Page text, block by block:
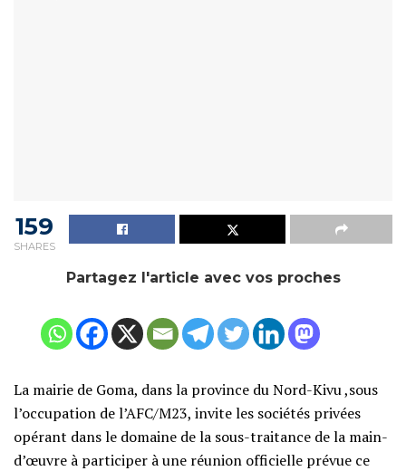
159
SHARES
Partagez l'article avec vos proches
La mairie de Goma, dans la province du Nord-Kivu ,sous
l’occupation de l’AFC/M23, invite les sociétés privées
opérant dans le domaine de la sous-traitance de la main-
d’œuvre à participer à une réunion officielle prévue ce